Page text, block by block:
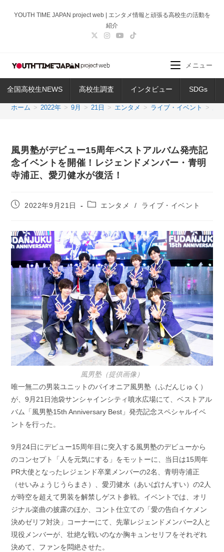
ス
ッ
YOUTH TIME JAPAN project web | エンタメ情報と頑張る高校生の活動を
紹介
全国高校生NEWS 高校生調査 インタビュー SDGs
メニュー
ホーム > 2022年 > 9月 > 21日 > エンタメ > ライブ・イベント >
風男塾がデビュー15周年ベストアルバム発売記
念イベントを開催！レジェンドメンバー・青明
寺浦正、愛刃健水が復活！
投
開
日:
2022年9月21日
投
テ
ゴ
リ
ー:
エンタメ / ライブ・イベント
風男塾（提供画像）
唯一無二の男装ユニットのパイオニア風男塾（ふだんじゅく）
が、9月21日池袋サンシャインシティ噴水広場にて、ベストアル
バム「風男塾15th Anniversary Best」発売記念スペシャルイベ
ントを行った。
9月24日にデビュー15周年目に突入する風男塾のデビューから
のコンセプト「人を元気にする」をモットーに、当日は15周年
PR大使となったレジェンド卒業メンバーの2名、青明寺浦正
（せいみょうじうらまさ）、愛刃健水（あいばけんすい）の2人
が時空を超えて男装を解禁しゲスト参戦。イベントでは、オリ
ジナル楽曲の披露のほか、コント仕立ての「愛の告白イケメン
決めゼリフ対決」コーナーにて、先輩レジェンドメンバー2人と
現役メンバーが、壮絶な戦いのなか胸キュンセリフをそれぞれ
決めて、ファンを悶絶させた。